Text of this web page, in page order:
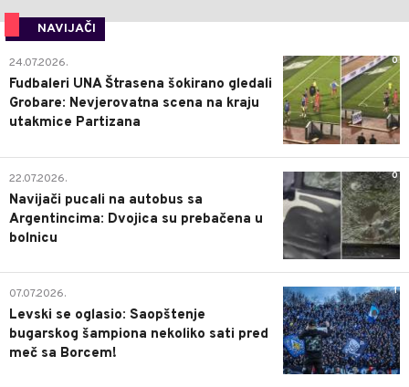
NAVIJAČI
0
24.07.2026.
Fudbaleri UNA Štrasena šokirano gledali
Grobare: Nevjerovatna scena na kraju
utakmice Partizana
0
22.07.2026.
Navijači pucali na autobus sa
Argentincima: Dvojica su prebačena u
bolnicu
1
07.07.2026.
Levski se oglasio: Saopštenje
bugarskog šampiona nekoliko sati pred
meč sa Borcem!